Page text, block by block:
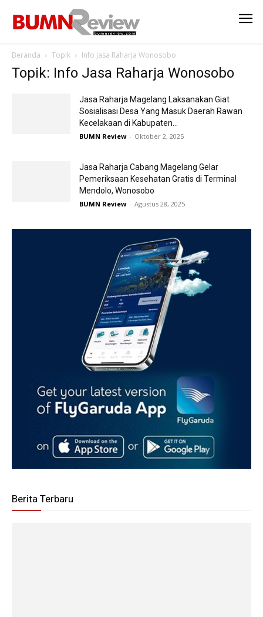
Beranda Topik Info Jasa Raharja Wonosobo
Topik: Info Jasa Raharja Wonosobo
Jasa Raharja Magelang Laksanakan Giat
Sosialisasi Desa Yang Masuk Daerah Rawan
Kecelakaan di Kabupaten...
BUMN Review - Oktober 2, 2025
Jasa Raharja Cabang Magelang Gelar
Pemeriksaan Kesehatan Gratis di Terminal
Mendolo, Wonosobo
BUMN Review - Agustus 28, 2025
Berita Terbaru